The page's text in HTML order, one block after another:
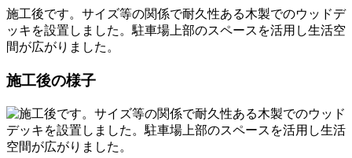
施工後です。サイズ等の関係で耐久性ある木製でのウッドデ
ッキを設置しました。駐車場上部のスペースを活用し生活空
間が広がりました。
施工後の様子